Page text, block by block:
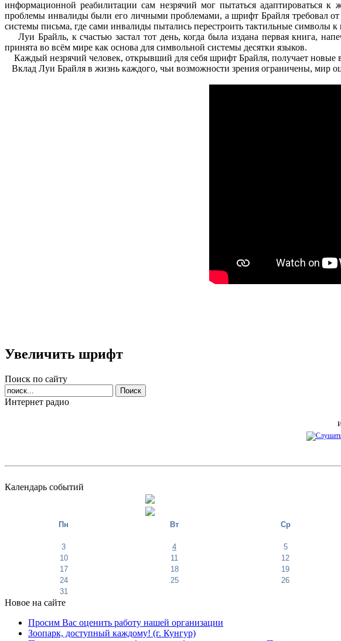
информационной реабилитации сам незрячий мог пытаться адаптироваться
проблемы инвалиды были его личными проблемами, а шрифт Брайля требовал
системы письма, где сами инвалиды пытались перестроить тактильные символы к
Луи Брайль, к счастью застал тот день, когда была издана первая книга,
принята во всём мире как основа для символьной системы десятки языков.
Каждый незрячий человек, открывший для себя шрифт Брайля, получает новые
Вклад Луи Брайля в жизнь каждого, чьи возможности зрения ограничены, мир
Увеличить шрифт
Поиск по сайту
Интернет радио
Календарь событий
Пн Вт Ср
3
4 5
10
11 12
17
18 19
24
25 26
31
Новое на сайте
Просим Вас оценить работу нашей организации
Зоопарк, доступный каждому! (г. Кунгур)